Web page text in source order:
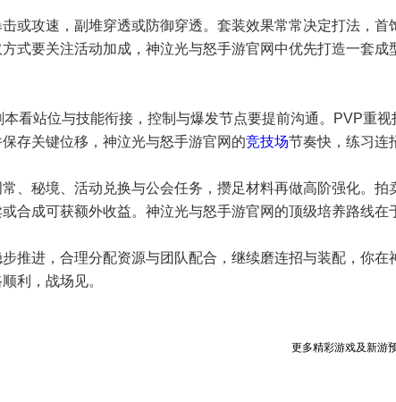
或攻速，副堆穿透或防御穿透。套装效果常常决定打法，首
式要关注活动加成，神泣光与怒手游官网中优先打造一套成
看站位与技能衔接，控制与爆发节点要提前沟通。PVP重视
存关键位移，神泣光与怒手游官网的竞技场节奏快，练习连
、秘境、活动兑换与公会任务，攒足材料再做高阶强化。拍
合成可获额外收益。神泣光与怒手游官网的顶级培养路线在
推进，合理分配资源与团队配合，继续磨连招与装配，你在
利，战场见。
更多精彩游戏及新游